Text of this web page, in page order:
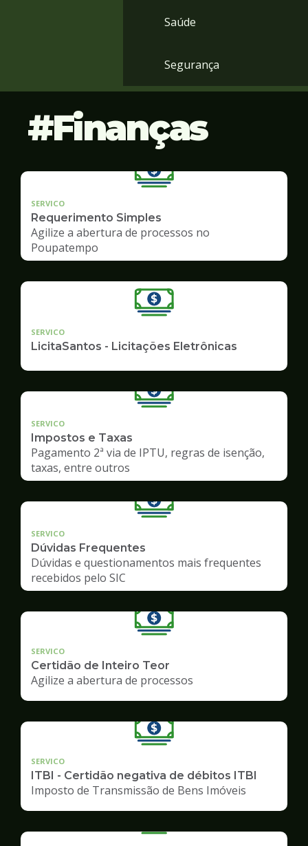
Saúde
Segurança
Finanças
SERVICO
Requerimento Simples
Agilize a abertura de processos no
Poupatempo
SERVICO
LicitaSantos - Licitações Eletrônicas
SERVICO
Impostos e Taxas
Pagamento 2ª via de IPTU, regras de isenção,
taxas, entre outros
SERVICO
Dúvidas Frequentes
Dúvidas e questionamentos mais frequentes
recebidos pelo SIC
SERVICO
Certidão de Inteiro Teor
Agilize a abertura de processos
SERVICO
ITBI - Certidão negativa de débitos ITBI
Imposto de Transmissão de Bens Imóveis